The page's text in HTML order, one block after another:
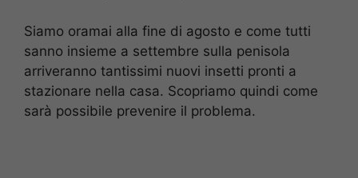
Siamo oramai alla fine di agosto e come tutti
sanno insieme a settembre sulla penisola
arriveranno tantissimi nuovi insetti pronti a
stazionare nella casa. Scopriamo quindi come
sarà possibile prevenire il problema.